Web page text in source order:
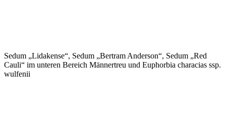
Sedum „Lidakense“, Sedum „Bertram Anderson“, Sedum „Red
Cauli“ im unteren Bereich Männertreu und Euphorbia characias ssp.
wulfenii